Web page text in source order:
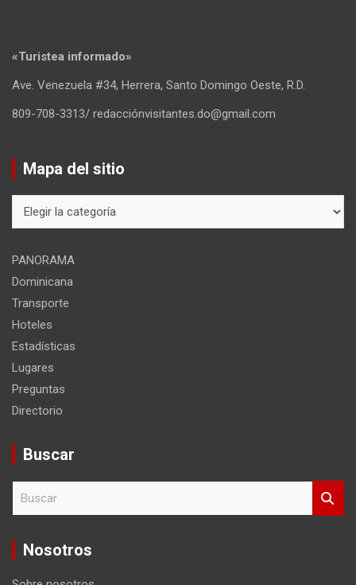
«Turistea informado»
Ave. Venezuela #34, Herrera, Santo Domingo Oeste, R.D.
809-708-3313/ redacciónvisitantes.do@gmail.com
Mapa del sitio
del
PANORAMA
Dominicana
Transporte
Hoteles
Estadísticas
Lugares
Preguntas
Directorio
Buscar
c
Nosotros